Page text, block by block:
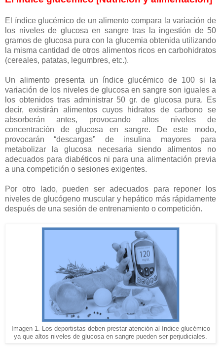
El índice glucémico de un alimento compara la variación de
los niveles de glucosa en sangre tras la ingestión de 50
gramos de glucosa pura con la glucemia obtenida utilizando
la misma cantidad de otros alimentos ricos en carbohidratos
(cereales, patatas, legumbres, etc.).
Un alimento presenta un índice glucémico de 100 si la
variación de los niveles de glucosa en sangre son iguales a
los obtenidos tras administrar 50 gr. de glucosa pura. Es
decir, existirán alimentos cuyos hidratos de carbono se
absorberán antes, provocando altos niveles de
concentración de glucosa en sangre. De este modo,
provocarán “descargas” de insulina mayores para
metabolizar la glucosa necesaria siendo alimentos no
adecuados para diabéticos ni para una alimentación previa
a una competición o sesiones exigentes.
Por otro lado, pueden ser adecuados para reponer los
niveles de glucógeno muscular y hepático más rápidamente
después de una sesión de entrenamiento o competición.
Imagen 1. Los deportistas deben prestar atención al índice glucémico
ya que altos niveles de glucosa en sangre pueden ser perjudiciales.